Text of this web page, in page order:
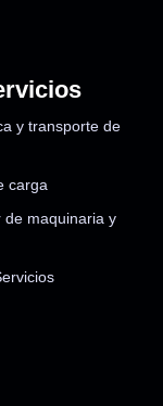
y transporte de
carga
de maquinaria y